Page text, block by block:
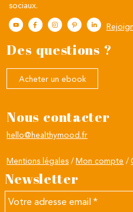
sociaux.
Des questions ?
Acheter un ebook
Nous contacter
hello@healthymood.fr
Mentions légales Mon compte
Newsletter
Votre